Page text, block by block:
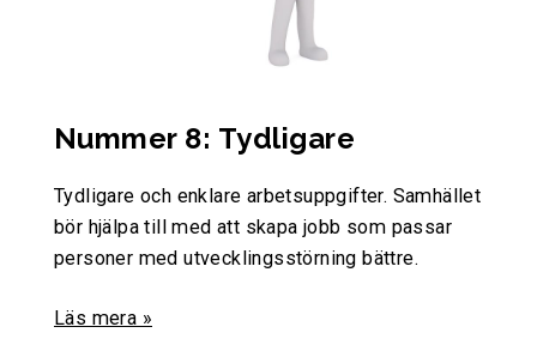
Nummer 8: Tydligare
Tydligare och enklare arbetsuppgifter. Samhället
bör hjälpa till med att skapa jobb som passar
personer med utvecklingsstörning bättre.
Läs mera »